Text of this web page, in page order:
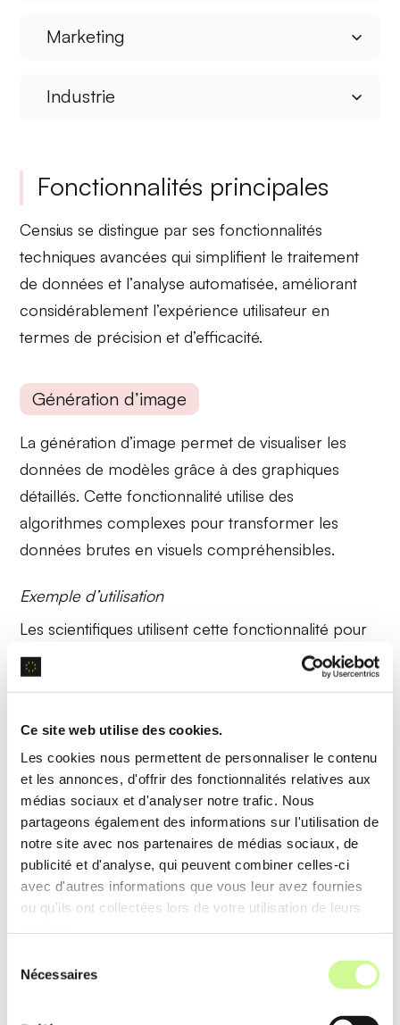
Ce site web utilise des cookies.
Les cookies nous permettent de personnaliser le contenu
et les annonces, d'offrir des fonctionnalités relatives aux
médias sociaux et d'analyser notre trafic. Nous
partageons également des informations sur l'utilisation de
notre site avec nos partenaires de médias sociaux, de
publicité et d'analyse, qui peuvent combiner celles-ci
avec d'autres informations que vous leur avez fournies
ou qu'ils ont collectées lors de votre utilisation de leurs
Nécessaires
Marketing
Industrie
Fonctionnalités principales
Censius se distingue par sesfonctionnalités
techniques avancées qui simplifient le traitement
de données et l’analyse automatisée, améliorant
considérablement l’expérience utilisateur en
termes de précision et d’efficacité.
Génération d’image
Lagénération d’image permet de visualiser les
données de modèles grâce à des graphiques
détaillés. Cette fonctionnalité utilise des
algorithmes complexes pour transformer les
données brutes en visuels compréhensibles.
Exemple d’utilisation
Les scientifiques utilisent cette fonctionnalité pour
visualiser les résultats
de leurs modèles de
prédiction, facilitant l’interprétation et les prises de
Analyse de données
Censius offre une
analyse de données
sophistiquée, utilisant desalgorithmes de machine
learningpour examiner des ensembles de
données massifs, détecter des motifs et fournir
des insights en temps réel.
Exemple d’utilisation